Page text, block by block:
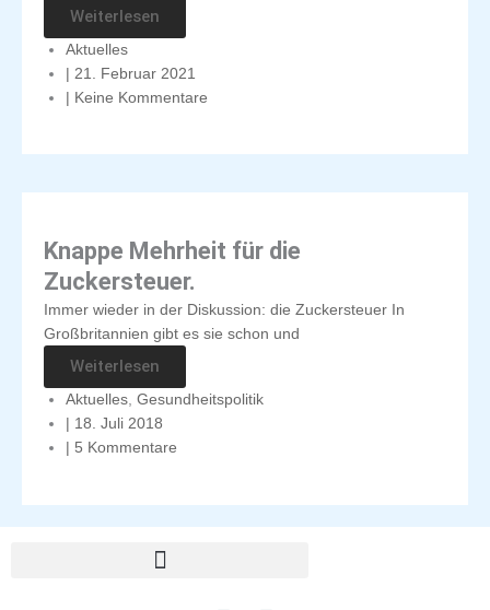
Weiterlesen
Aktuelles
| 21. Februar 2021
| Keine Kommentare
Knappe Mehrheit für die
Zuckersteuer.
Immer wieder in der Diskussion: die Zuckersteuer In
Großbritannien gibt es sie schon und
Weiterlesen
Aktuelles, Gesundheitspolitik
18. Juli 2018
5 Kommentare